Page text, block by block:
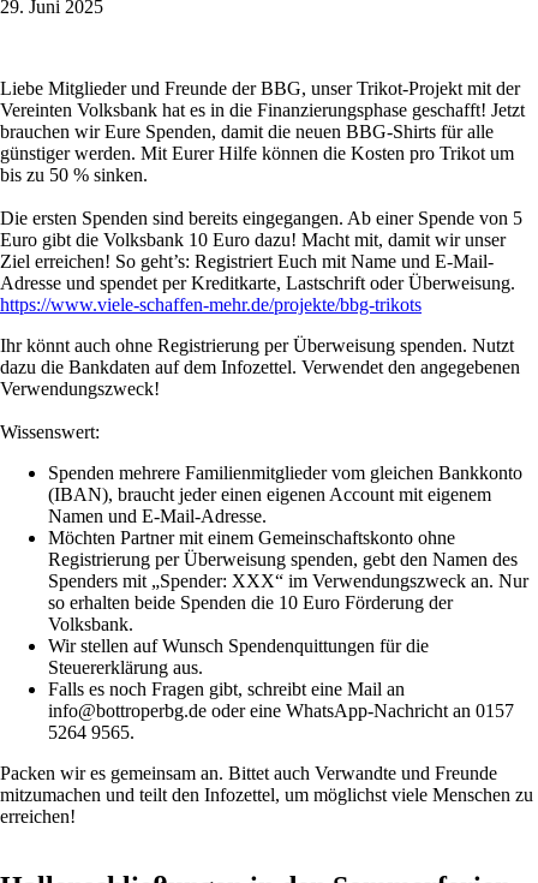
29. Juni 2025
Liebe Mitglieder und Freunde der BBG, unser Trikot-Projekt mit der
Vereinten Volksbank hat es in die Finanzierungsphase geschafft! Jetzt
brauchen wir Eure Spenden, damit die neuen BBG-Shirts für alle
günstiger werden. Mit Eurer Hilfe können die Kosten pro Trikot um
bis zu 50 % sinken.
Die ersten Spenden sind bereits eingegangen. Ab einer Spende von 5
Euro gibt die Volksbank 10 Euro dazu! Macht mit, damit wir unser
Ziel erreichen! So geht’s: Registriert Euch mit Name und E-Mail-
Adresse und spendet per Kreditkarte, Lastschrift oder Überweisung.
https://www.viele-schaffen-mehr.de/projekte/bbg-trikots
Ihr könnt auch ohne Registrierung per Überweisung spenden. Nutzt
dazu die Bankdaten auf dem Infozettel. Verwendet den angegebenen
Verwendungszweck!
Wissenswert:
Spenden mehrere Familienmitglieder vom gleichen Bankkonto
(IBAN), braucht jeder einen eigenen Account mit eigenem
Namen und E-Mail-Adresse.
Möchten Partner mit einem Gemeinschaftskonto ohne
Registrierung per Überweisung spenden, gebt den Namen des
Spenders mit „Spender: XXX“ im Verwendungszweck an. Nur
so erhalten beide Spenden die 10 Euro Förderung der
Volksbank.
Wir stellen auf Wunsch Spendenquittungen für die
Steuererklärung aus.
Falls es noch Fragen gibt, schreibt eine Mail an
info@bottroperbg.de oder eine WhatsApp-Nachricht an 0157
5264 9565.
Packen wir es gemeinsam an. Bittet auch Verwandte und Freunde
mitzumachen und teilt den Infozettel, um möglichst viele Menschen zu
erreichen!